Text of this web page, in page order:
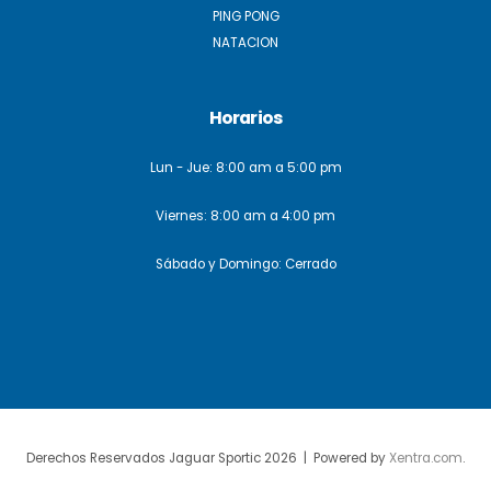
PING PONG
NATACION
Horarios
Lun - Jue: 8:00 am a 5:00 pm
Viernes: 8:00 am a 4:00 pm
Sábado y Domingo: Cerrado
Derechos Reservados Jaguar Sportic 2026 | Powered byXentra.com.